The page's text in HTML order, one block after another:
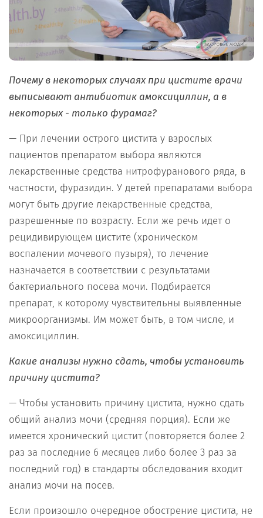
Почему в некоторых случаях при цистите врачи
выписывают антибиотик амоксициллин, а в
некоторых - только фурамаг?
— При лечении острого цистита у взрослых
пациентов препаратом выбора являются
лекарственные средства нитрофуранового ряда, в
частности, фуразидин. У детей препаратами выбора
могут быть другие лекарственные средства,
разрешенные по возрасту. Если же речь идет о
рецидивирующем цистите (хроническом
воспалении мочевого пузыря), то лечение
назначается в соответствии с результатами
бактериального посева мочи. Подбирается
препарат, к которому чувствительны выявленные
микроорганизмы. Им может быть, в том числе, и
амоксициллин.
Какие анализы нужно сдать, чтобы установить
причину цистита?
— Чтобы установить причину цистита, нужно сдать
общий анализ мочи (средняя порция). Если же
имеется хронический цистит (повторяется более 2
раз за последние 6 месяцев либо более 3 раз за
последний год) в стандарты обследования входит
анализ мочи на посев.
Если произошло очередное обострение цистита, не